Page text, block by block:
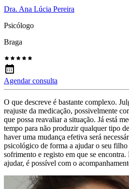
Dra. Ana Lúcia Pereira
Psicólogo
Braga
Agendar consulta
O que descreve é bastante complexo.
reajuste da medicação, possivelmente
que possa reavaliar a situação. Já está
tempo para não produzir qualquer tipo
haver uma mudança efetiva será
psicológico de forma a ajudar o seu
sofrimento e registo em que se
ajudar, é possível com o